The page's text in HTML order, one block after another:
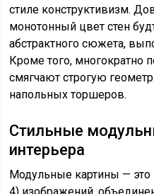
стиле конструктивизм.
монотонный цвет стен
абстрактного сюжета,
Кроме того, многократно
смягчают строгую
напольных торшеров.
Стильные
интерьера
Модульные картины — это